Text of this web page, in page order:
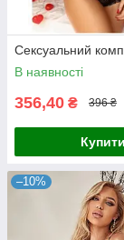
Сексуальний
В наявності
356,40 ₴ 396 ₴
Купити
–10%